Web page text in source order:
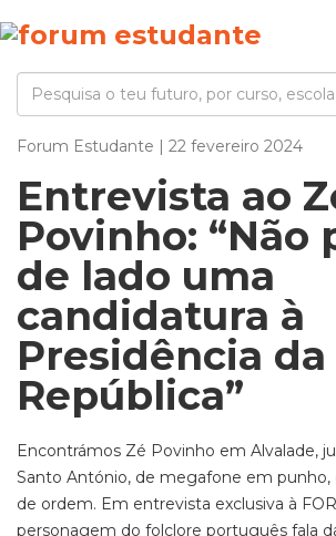
Forum Estudante | 22 fevereiro 2024
Entrevista ao
Povinho: “Não
de lado uma
candidatura à
Presidência da
República”
Encontrámos Zé Povinho em Alvalade,
Santo António, de megafone em punho,
de ordem. Em entrevista exclusiva à
personagem do folclore português fala